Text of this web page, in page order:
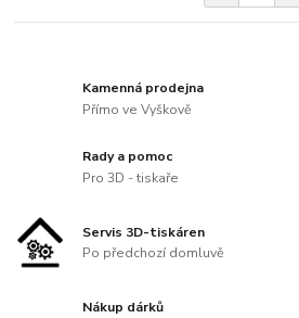
Kamenná prodejna
Přímo ve Vyškově
Rady a pomoc
Pro 3D - tiskaře
Servis 3D-tiskáren
Po předchozí domluvě
Nákup dárků